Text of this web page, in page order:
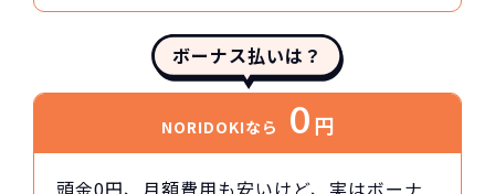
ボーナス払いは？
NORIDOKIなら 0円
頭金0円、月額費用も安いけど、実はボーナ